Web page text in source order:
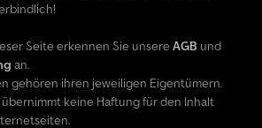
Seite erkennen Sie unsere AGB und
an.
gehören ihren jeweiligen Eigentümern.
keine Haftung für den Inhalt